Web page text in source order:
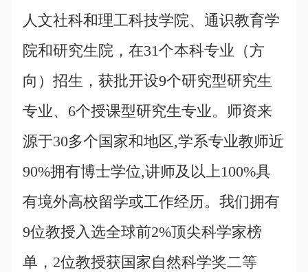
人文社科和理工科技学院、通识教育学
院和研究生院，在31个本科专业（方
向）招生，获批开设9个研究型研究生
专业、6个授课型研究生专业。师资来
源于30多个国家和地区,学系专业教师近
90%拥有博士学位,讲师及以上100%具
有境外高校留学或工作经历。我们拥有
9位教授入选全球前2%顶尖科学家榜
单，2位教授获国家自然科学奖二等